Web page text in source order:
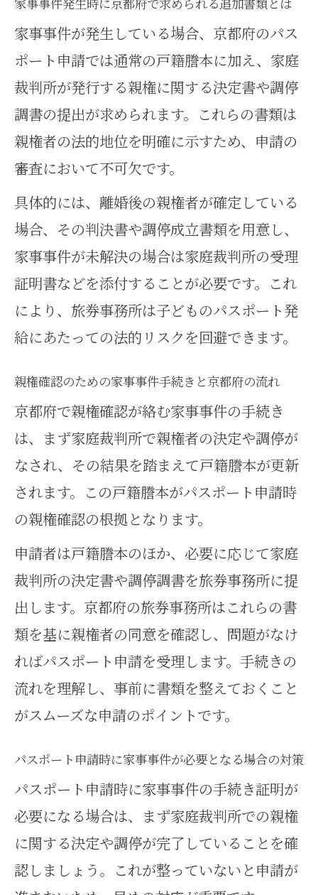
家事事件が発生している場合、京都府のパス
ポート申請では通常の戸籍謄本に加え、家庭
裁判所が発行する親権に関する決定書や調停
調書の提出が求められます。これらの書類は
親権者の法的地位を明確に示すため、申請の
審査において不可欠です。
具体的には、離婚後の親権者が確定している
場合、その判決書や調停成立書類を用意し、
家事事件が未解決の場合は家庭裁判所の受理
証明書などを添付することが必要です。これ
により、旅券事務所は子どものパスポート発
給にあたっての法的リスクを回避できます。
親権確認のための家事事件手続きと京都府の流れ
京都府で親権確認が絡む家事事件の手続き
は、まず家庭裁判所で親権者の決定や調停が
なされ、その結果を踏まえて戸籍謄本が更新
されます。この戸籍謄本がパスポート申請時
の親権確認の根拠となります。
申請者は戸籍謄本のほか、必要に応じて家庭
裁判所の決定書や調停調書を旅券事務所に提
出します。京都府の旅券事務所はこれらの書
類を基に親権者の同意を確認し、問題がなけ
ればパスポート申請を受理します。手続きの
流れを理解し、事前に書類を整えておくこと
がスムーズな申請のポイントです。
パスポート申請時に家事事件が必要となる場合の対策
パスポート申請時に家事事件の手続き証明が
必要になる場合は、まず家庭裁判所での親権
に関する決定や調停が完了していることを確
認しましょう。これが整っていないと申請が